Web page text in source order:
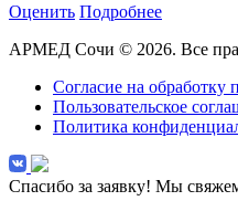
Оценить Подробнее
АРМЕД Сочи © 2026. Все
Согласие на обработку
Пользовательское
Политика
Спасибо за заявку! Мы